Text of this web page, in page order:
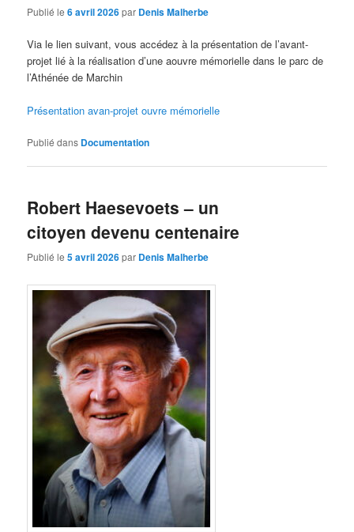
Publié le6 avril 2026par Denis Malherbe
Via le lien suivant, vous accédez à la présentation de l’avant-
projet lié à la réalisation d’une aouvre mémorielle dans le parc de
l’Athénée de Marchin
Présentation avan-projet ouvre mémorielle
Publié dans Documentation
Robert Haesevoets – un
citoyen devenu centenaire
Publié le5 avril 2026par Denis Malherbe